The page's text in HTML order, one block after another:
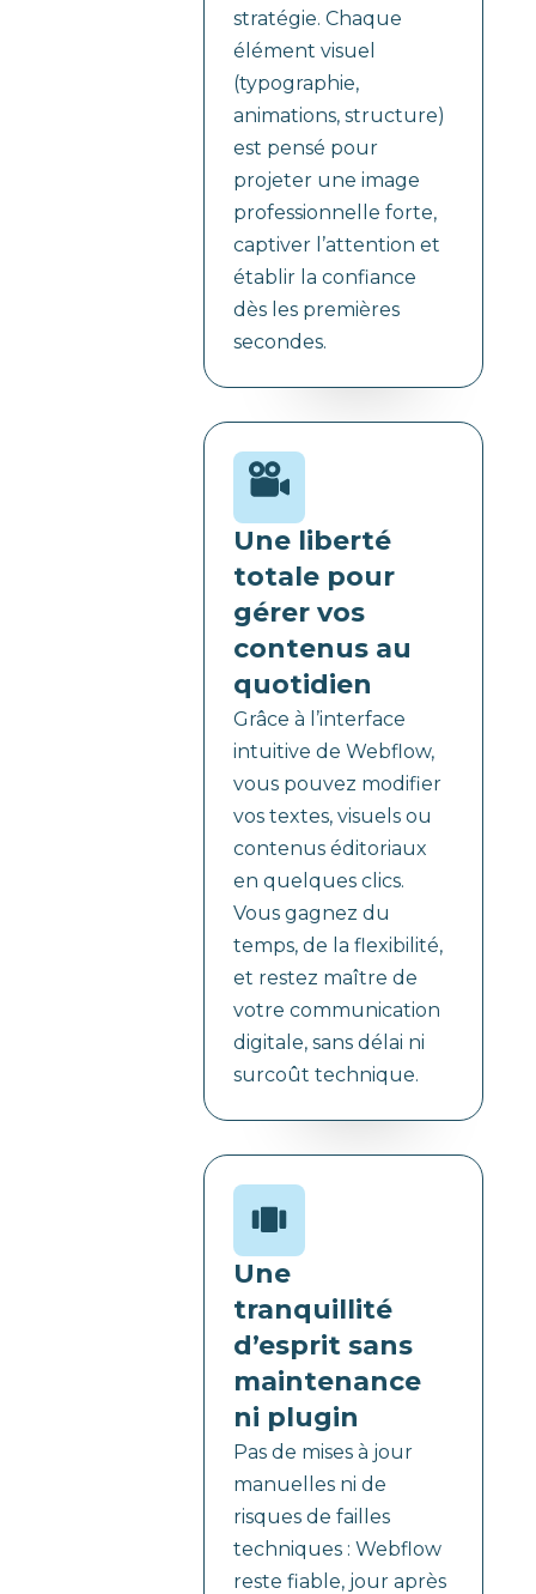
stratégie. Chaque
élément visuel
(typographie,
animations, structure)
est pensé pour
projeter une image
professionnelle forte,
captiver l’attention et
établir la confiance
dès les premières
secondes.
Une liberté
totale pour
gérer vos
contenus au
quotidien
Grâce à l’interface
intuitive de Webflow,
vous pouvez modifier
vos textes, visuels ou
contenus éditoriaux
en quelques clics.
Vous gagnez du
temps, de la flexibilité,
et restez maître de
votre communication
digitale, sans délai ni
surcoût technique.
Une
tranquillité
d’esprit sans
maintenance
ni plugin
Pas de mises à jour
manuelles ni de
risques de failles
techniques : Webflow
reste fiable, jour après